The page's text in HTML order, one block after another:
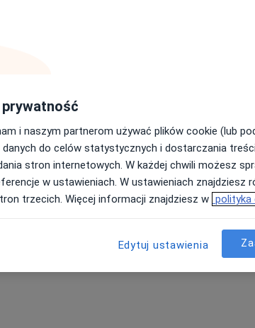
Dziś
6 Sie
Jutro
7 Sie
Sob,
8 Sie
Ndz,
9 Sie
Umawianie online nie jest dostępne
Pokaż profil
i naszym partnerom używać plików cookie (lub
danych do celów statystycznych i dostarczania
stron internetowych. W każdej chwili możesz
w ustawieniach. W ustawieniach znajdziesz
trzecich. Więcej informacji znajdziesz w polityka
Edytuj ustawienia